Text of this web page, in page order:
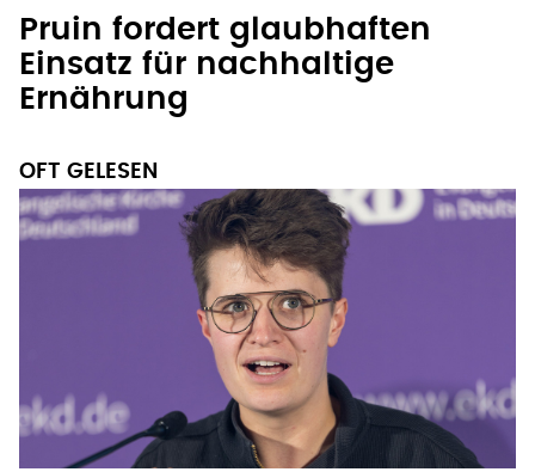
Pruin fordert glaubhaften
Einsatz für nachhaltige
Ernährung
OFT GELESEN